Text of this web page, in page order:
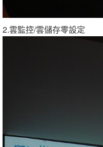
2.雲監控/雲儲存零設定